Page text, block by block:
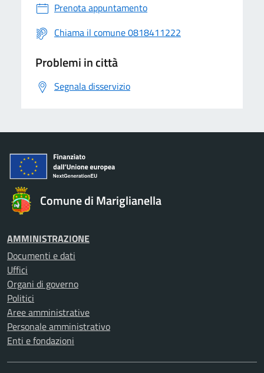
Prenota appuntamento
Chiama il comune 0818411222
Problemi in città
Segnala disservizio
Comune di Mariglianella
AMMINISTRAZIONE
Documenti e dati
Uffici
Organi di governo
Politici
Aree amministrative
Personale amministrativo
Enti e fondazioni